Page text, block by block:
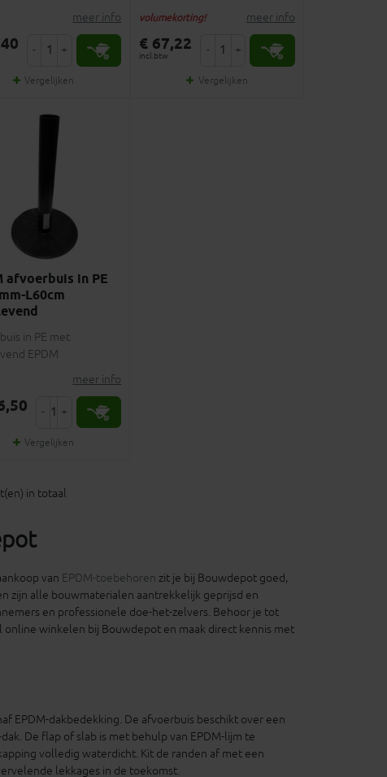
meer info
- +
Vergelijken
volumekorting! meer info
€ 67,22
incl.btw - +
Vergelijken
afvoerbuis in PE
L60cm
in PE met
EPDM
meer info
- +
Vergelijken
in totaal
van EPDM-toebehoren zit je bij Bouwdepot goed,
zijn alle bouwmaterialen aantrekkelijk geprijsd en
en professionele doe-het-zelvers. Behoor je tot
online winkelen bij Bouwdepot en maak direct kennis met
EPDM-dakbedekking. De afvoerbuis beschikt over een
De flap of slab is met behulp van EPDM-lijm te
volledig waterdicht. Kit de randen af met een
lekkages in de toekomst.